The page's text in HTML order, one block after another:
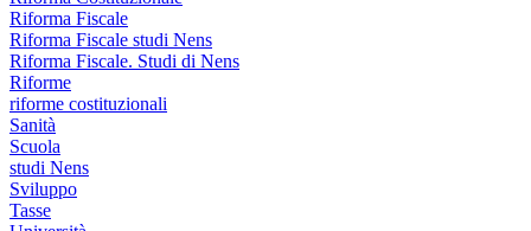
Riforma Fiscale
Riforma Fiscale studi Nens
Riforma Fiscale. Studi di Nens
Riforme
riforme costituzionali
Sanità
Scuola
studi Nens
Sviluppo
Tasse